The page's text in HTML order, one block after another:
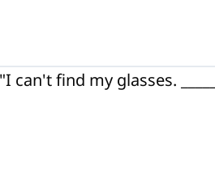
can't find my glasses.